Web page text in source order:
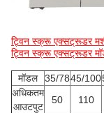
ट्विन स्क्रू एक्सट्रूडर
ट्विन स्क्रू एक्सट्रूडर
मॉडल 35/7845/100
अधिकतम
आउटपुट
50 110